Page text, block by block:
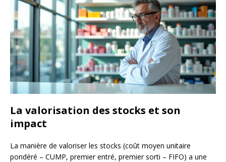
La valorisation des stocks et son
impact
La manière de valoriser les stocks (coût moyen unitaire
pondéré – CUMP, premier entré, premier sorti – FIFO) a une